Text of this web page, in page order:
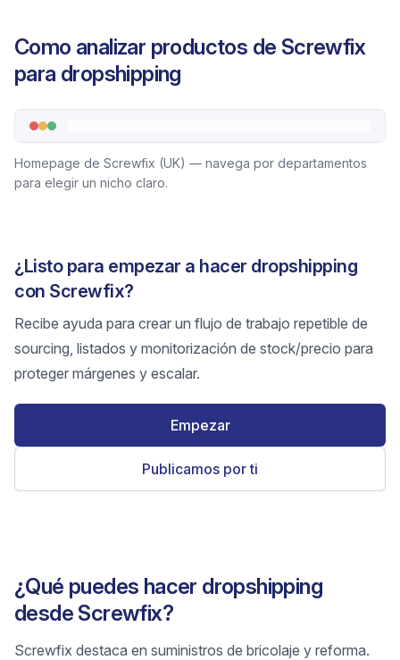
Como analizar productos de Screwfix
para dropshipping
Homepage de Screwfix (UK) — navega por departamentos
para elegir un nicho claro.
¿Listo para empezar a hacer dropshipping
con Screwfix?
Recibe ayuda para crear un flujo de trabajo repetible de
sourcing, listados y monitorización de stock/precio para
proteger márgenes y escalar.
Empezar
Publicamos por ti
¿Qué puedes hacer dropshipping
desde Screwfix?
Screwfix destaca en suministros de bricolaje y reforma.